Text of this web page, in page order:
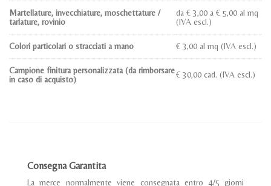
Martellature, invecchiature, moschettature /
tarlature, rovinio
da € 3,00 a € 5,00 al mq
(IVA escl.)
Colori particolari o stracciati a mano € 3,00 al mq (IVA escl.)
Campione finitura personalizzata (da rimborsare
in caso di acquisto)
€ 30,00 cad. (IVA escl.)
Consegna Garantita
La merce normalmente viene consegnata entro 4/5 giorni